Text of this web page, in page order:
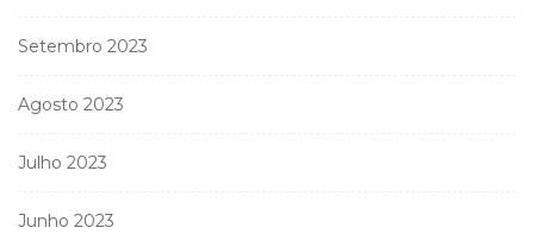
Setembro 2023
Agosto 2023
Julho 2023
Junho 2023